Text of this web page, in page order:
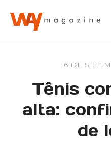
6 DE
Tênis
alta:
de